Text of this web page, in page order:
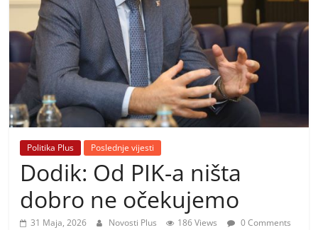
i
v
n
i
v
e
s
Politika Plus Poslednje vijesti
Dodik: Od PIK-a ništa
dobro ne očekujemo
31 Maja, 2026 Novosti Plus 186 Views
0 Comments